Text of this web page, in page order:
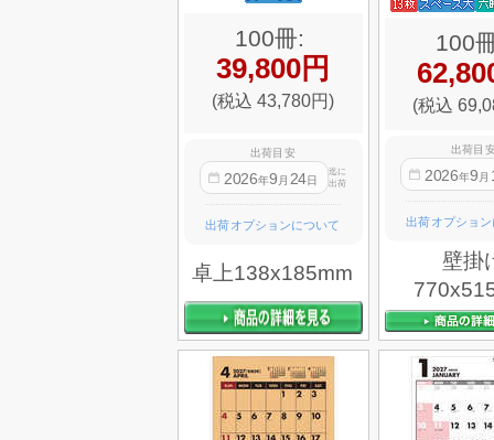
100冊:
39,800円
(税込 43,780円)
出荷目安
2026年9 月 24日
迄に
出荷
出荷オプションについて
卓上138x185mm
100
(税込
出荷目
2026年9 月
出荷オプショ
壁掛